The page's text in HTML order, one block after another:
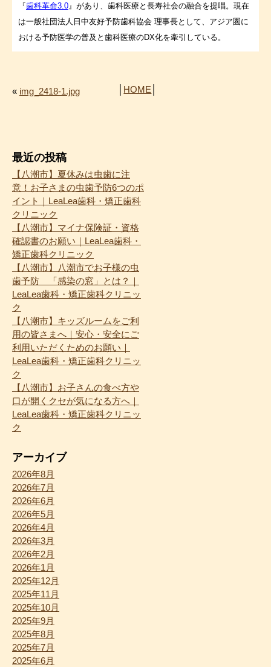
『歯科革命3.0 』があり、歯科医療と長寿社会の融合を提唱。現在
は一般社団法人日中友好予防歯科協会 理事長として、アジア圏に
おける予防医学の普及と歯科医療のDX化を牽引している。
« img_2418-1.jpg HOME
最近の投稿
【八潮市】夏休みは虫歯に注
意！お子さまの虫歯予防6つのポ
イント｜LeaLea歯科・矯正歯科
クリニック
【八潮市】マイナ保険証・資格
確認書のお願い｜LeaLea歯科・
矯正歯科クリニック
【八潮市】八潮市でお子様の虫
歯予防 「感染の窓」とは？｜
LeaLea歯科・矯正歯科クリニッ
ク
【八潮市】キッズルームをご利
用の皆さまへ｜安心・安全にご
利用いただくためのお願い｜
LeaLea歯科・矯正歯科クリニッ
ク
【八潮市】お子さんの食べ方や
口が開くクセが気になる方へ｜
LeaLea歯科・矯正歯科クリニッ
ク
アーカイブ
2026年8月
2026年7月
2026年6月
2026年5月
2026年4月
2026年3月
2026年2月
2026年1月
2025年12月
2025年11月
2025年10月
2025年9月
2025年8月
2025年7月
2025年6月